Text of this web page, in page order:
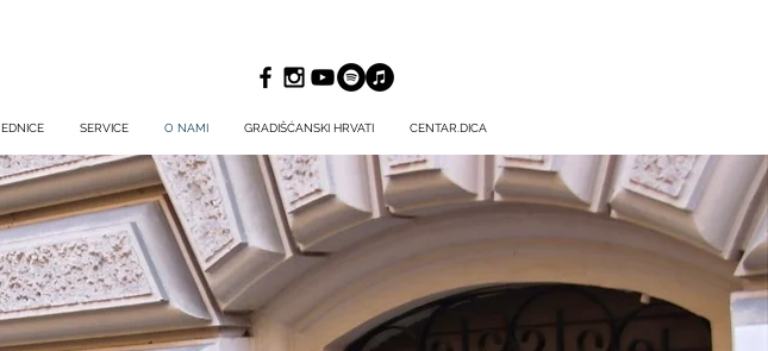
SERVICE O NAMI GRADIŠĆANSKI HRVATI CENTAR.DICA